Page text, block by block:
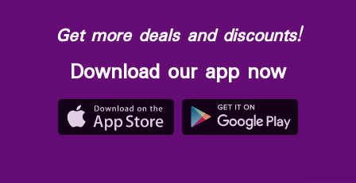
Get more deals and discounts!
Download our app now